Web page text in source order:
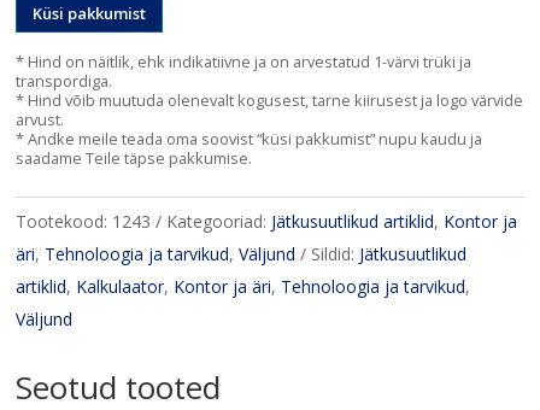
Küsi pakkumist
* Hind on näitlik, ehk indikatiivne ja on arvestatud 1-värvi trüki ja
transpordiga.
* Hind võib muutuda olenevalt kogusest, tarne kiirusest ja logo värvide
arvust.
* Andke meile teada oma soovist “küsi pakkumist” nupu kaudu ja
saadame Teile täpse pakkumise.
Tootekood: 1243 Kategooriad: Jätkusuutlikud artiklid, Kontor ja
äri, Tehnoloogia ja tarvikud,Väljund Sildid: Jätkusuutlikud
artiklid, Kalkulaator, Kontor ja äri, Tehnoloogia ja tarvikud,
Väljund
Seotud tooted